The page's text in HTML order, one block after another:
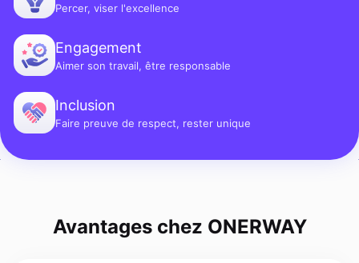
Percer, viser l'excellence
Engagement
Aimer son travail, être responsable
Inclusion
Faire preuve de respect, rester unique
Avantages chez ONERWAY